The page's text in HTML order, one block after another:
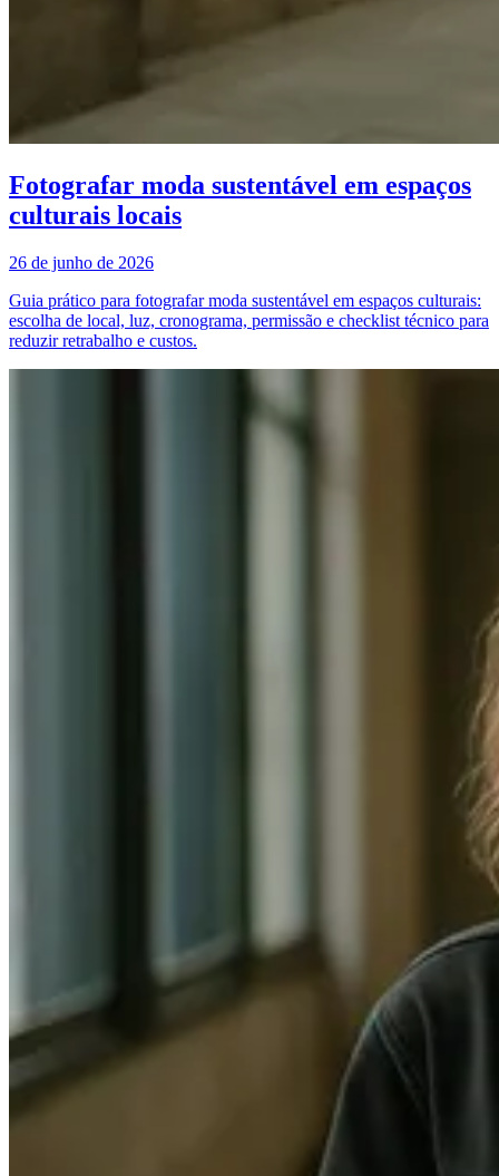
Fotografar moda sustentável em espaços
culturais locais
26 de junho de 2026
Guia prático para fotografar moda sustentável em espaços culturais:
escolha de local, luz, cronograma, permissão e checklist técnico para
reduzir retrabalho e custos.